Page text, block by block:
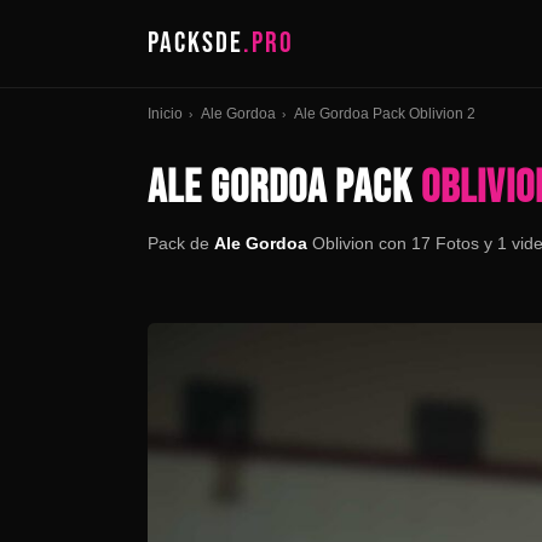
PACKSDE.PRO
Inicio › Ale Gordoa › Ale Gordoa Pack Oblivion 2
ALE GORDOA PACK
Pack de Ale Gordoa Oblivion con 17 Fotos y 1